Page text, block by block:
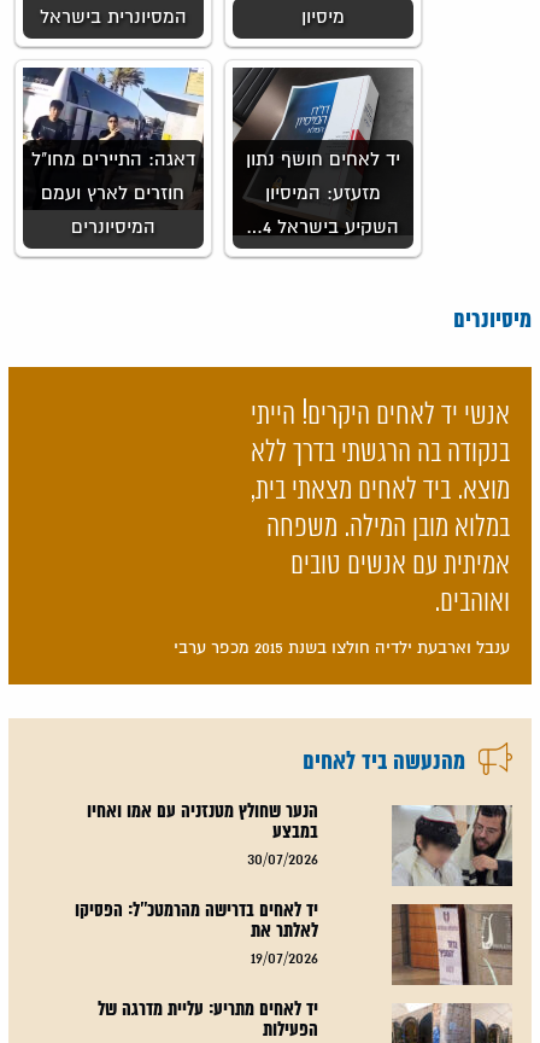
המסיונרית בישראל
מיסיון
דאגה: התיירים מחו"ל
חוזרים לארץ ועמם
המיסיונרים
יד לאחים חושף נתון
מזעזע: המיסיון
השקיע בישראל 4…
מיסיונרים
אנשי יד לאחים היקרים! הייתי
בנקודה בה הרגשתי בדרך ללא
מוצא. ביד לאחים מצאתי בית,
במלוא מובן המילה. משפחה
אמיתית עם אנשים טובים
ואוהבים.
ענבל וארבעת ילדיה חולצו בשנת 2015 מכפר ערבי
מהנעשה ביד לאחים
הנער שחולץ מטנזניה עם אמו ואחיו
במבצע
30/07/2026
יד לאחים בדרישה מהרמטכ"ל: הפסיקו
לאלתר את
19/07/2026
יד לאחים מתריע: עליית מדרגה של
הפעילות